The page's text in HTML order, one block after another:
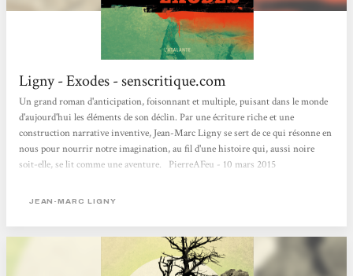
Ligny - Exodes - senscritique.com
Un grand roman d'anticipation, foisonnant et multiple, puisant dans le monde
d'aujourd'hui les éléments de son déclin. Par une écriture riche et une
construction narrative inventive, Jean-Marc Ligny se sert de ce qui résonne en
nous pour nourrir notre imagination, au fil d'une histoire qui, aussi noire
soit-elle, se lit comme une aventure. PierreAFeu - 10 mars 2015
JEAN-MARC LIGNY